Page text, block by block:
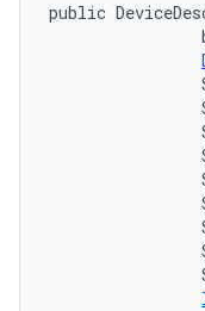
public